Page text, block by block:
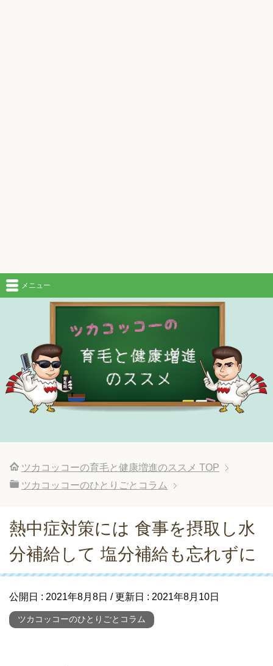
メニュー
ツカコッコーの育毛と健康増進のススメ TOP
ツカコッコーのひとりごとコラム
熱中症対策には 食事を摂取し水
分補給して 塩分補給も忘れずに
公開日 : 2021年8月8日 / 更新日 : 2021年8月10日
ツカコッコーのひとりごとコラム